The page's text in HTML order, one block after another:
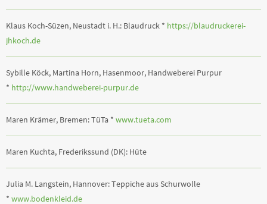
Klaus Koch-Süzen, Neustadt i. H.: Blaudruck * https://blaudruckerei-
jhkoch.de
Sybille Köck, Martina Horn, Hasenmoor, Handweberei Purpur
* http://www.handweberei-purpur.de
Maren Krämer, Bremen: TüTa * www.tueta.com
Maren Kuchta, Frederikssund (DK): Hüte
Julia M. Langstein, Hannover: Teppiche aus Schurwolle
* www.bodenkleid.de